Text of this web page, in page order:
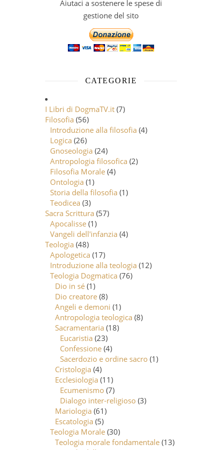
Aiutaci a sostenere le spese di
gestione del sito
CATEGORIE
I Libri di DogmaTV.it (7)
Filosofia (56)
Introduzione alla filosofia (4)
Logica (26)
Gnoseologia (24)
Antropologia filosofica (2)
Filosofia Morale (4)
Ontologia (1)
Storia della filosofia (1)
Teodicea (3)
Sacra Scrittura (57)
Apocalisse (1)
Vangeli dell'infanzia (4)
Teologia (48)
Apologetica (17)
Introduzione alla teologia (12)
Teologia Dogmatica (76)
Dio in sé (1)
Dio creatore (8)
Angeli e demoni (1)
Antropologia teologica (8)
Sacramentaria (18)
Eucaristia (23)
Confessione (4)
Sacerdozio e ordine sacro (1)
Cristologia (4)
Ecclesiologia (11)
Ecumenismo (7)
Dialogo inter-religioso (3)
Mariologia (61)
Escatologia (5)
Teologia Morale (30)
Teologia morale fondamentale (13)